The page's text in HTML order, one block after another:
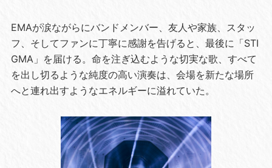
EMAが涙ながらにバンドメンバー、友人や家族、スタッ
フ、そしてファンに丁寧に感謝を告げると、最後に「STI
GMA」を届ける。命を注ぎ込むような切実な歌、すべて
を出し切るような純度の高い演奏は、会場を新たな場所
へと連れ出すようなエネルギーに溢れていた。